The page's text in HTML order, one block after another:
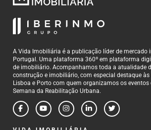
A Vida Imobiliária é a publicação líder de mercado
Portugal. Uma plataforma 360º em plataforma
de imobiliário. Acompanhamos toda a atualidade
construção e imobiliário, com especial destaque
Lisboa e Porto com quem organizamos os eventos
Semana da Reabilitação Urbana.